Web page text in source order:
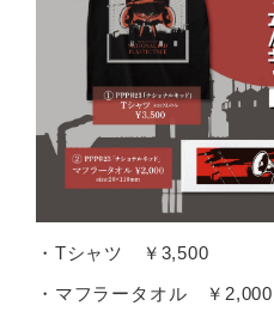
・Tシャツ ￥3,500
・マフラータオル ￥2,000